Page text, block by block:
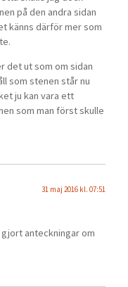
på den andra sidan
känns därför mer som
det ut som om sidan
som stenen står nu
ju kan vara ett
som man först skulle
31 maj 2016 kl. 07:51
gjort anteckningar om